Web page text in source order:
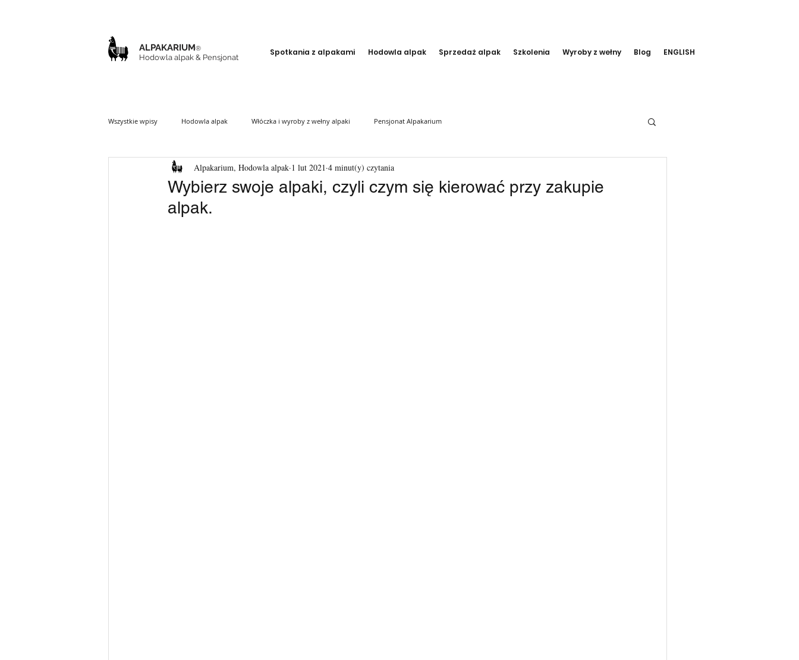
ALPAKARIUM®
Hodowla alpak & Pensjonat
Spotkania z alpakami Hodowla alpak Sprzedaż alpak Szkolenia Wyroby z wełny Blog ENGLISH
Wszystkie wpisy Hodowla alpak Włóczka i wyroby z wełny alpaki Pensjonat Alpakarium
Wybierz swoje alpaki, czyli czym się kierować przy zakupie
alpak.
Alpakarium, Hodowla alpak 1 lut 2021 4 minut(y) czytania